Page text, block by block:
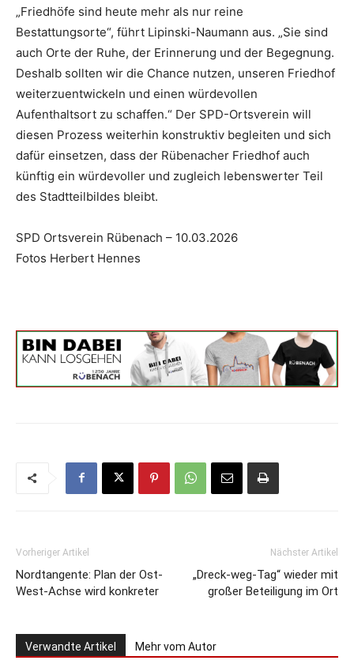
„Friedhöfe sind heute mehr als nur reine
Bestattungsorte“, führt Lipinski-Naumann aus. „Sie sind
auch Orte der Ruhe, der Erinnerung und der Begegnung.
Deshalb sollten wir die Chance nutzen, unseren Friedhof
weiterzuentwickeln und einen würdevollen
Aufenthaltsort zu schaffen.“ Der SPD-Ortsverein will
diesen Prozess weiterhin konstruktiv begleiten und sich
dafür einsetzen, dass der Rübenacher Friedhof auch
künftig ein würdevoller und zugleich lebenswerter Teil
des Stadtteilbildes bleibt.
SPD Ortsverein Rübenach – 10.03.2026
Fotos Herbert Hennes
Vorheriger Artikel
Nordtangente: Plan der Ost-
West-Achse wird konkreter
Nächster Artikel
„Dreck-weg-Tag“ wieder mit
großer Beteiligung im Ort
Verwandte Artikel Mehr vom Autor